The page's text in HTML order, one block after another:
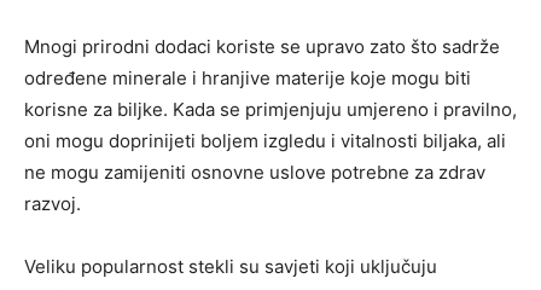
Mnogi prirodni dodaci koriste se upravo zato što sadrže
određene minerale i hranjive materije koje mogu biti
korisne za biljke. Kada se primjenjuju umjereno i pravilno,
oni mogu doprinijeti boljem izgledu i vitalnosti biljaka, ali
ne mogu zamijeniti osnovne uslove potrebne za zdrav
razvoj.
Veliku popularnost stekli su savjeti koji uključuju